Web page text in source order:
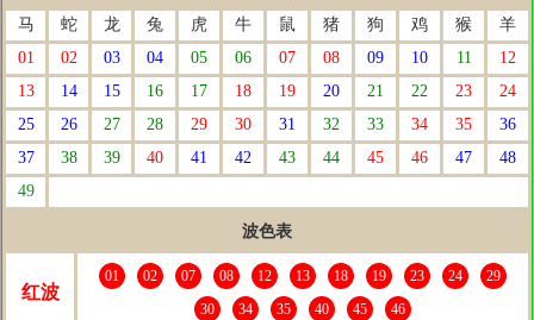
马
蛇 龙 兔 虎 牛 鼠 猪 狗 鸡 猴
羊
01
02 03 04 05 06 07 08 09 10 11
12
13
14 15 16 17 18 19 20 21 22 23
24
25
26 27 28 29 30 31 32 33 34 35
36
37
38 39 40 41 42 43 44 45 46 47
48
49
波色表
红波
01 02 07 08 12 13 18 19 23 24
29
30
34 35 40 45 46